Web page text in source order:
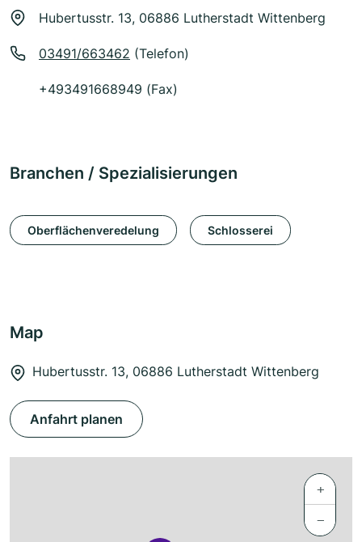
Hubertusstr. 13, 06886 Lutherstadt Wittenberg
03491/663462 (Telefon)
+493491668949 (Fax)
Branchen / Spezialisierungen
Oberflächenveredelung Schlosserei
Map
Hubertusstr. 13, 06886 Lutherstadt Wittenberg
Anfahrt planen
+
−